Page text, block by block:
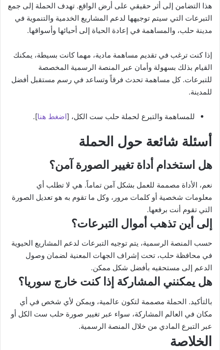
هذا التضامن إلى أثر حقيقي على أرض الواقع. تهدف الحملة إلى جمع
التبرعات التي سيتم توجيهها لدعم المشاريع الخدمية والتنموية في
مدينة حلب، والمساهمة في إعادة الحياة إلى أحيائها وأسواقها.
إذا كنت ترغب في تقديم مساهمة مادية، مهما كانت بسيطة، يمكنك
القيام بذلك بسهولة وأمان عبر المنصة الرسمية المخصصة
للتبرعات. كل مساهمة تحدث فرقاً وتساعد في رسم مستقبل أفضل
للمدينة.
للمساهمة والتبرع لحملة حلب ست الكل، [اضغط هنا].
أسئلة شائعة حول الحملة
هل استخدام أداة تغيير الصورة آمن؟
نعم، الأداة مصممة للعمل بشكل آمن تماماً. هي لا تطلب أي
معلومات شخصية أو كلمات مرور، وكل ما تقوم به هو تعديل الصورة
التي تقوم أنت برفعها.
إلى أين تذهب أموال التبرعات؟
حسب المنصة الرسمية، يتم توجيه التبرعات لدعم المشاريع الحيوية
في محافظة حلب، تحت إشراف الجهات المعنية لضمان وصول
الدعم إلى مستحقيه بأفضل شكل ممكن.
هل يمكنني المشاركة إذا كنت خارج سوريا؟
بالتأكيد. الحملة مصممة لتكون عالمية، ويمكن لأي شخص في أي
مكان في العالم المشاركة، سواء عبر تغيير صورة حلب ست الكل أو
عبر التبرع المادي من خلال المنصة الرسمية.
الخلاصة